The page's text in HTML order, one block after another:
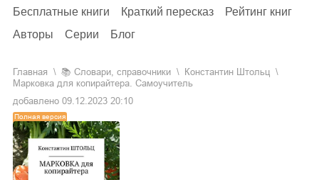
Бесплатные книги
Краткий пересказ
Рейтинг книг
Авторы
Серии Блог
Главная 📚 словари, справочники
Константин Штольц
Марковка для копирайтера. Самоучитель
добавлено 09.12.2023 20:10
Полная версия